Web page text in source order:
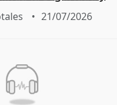
al control"
21/07/2026